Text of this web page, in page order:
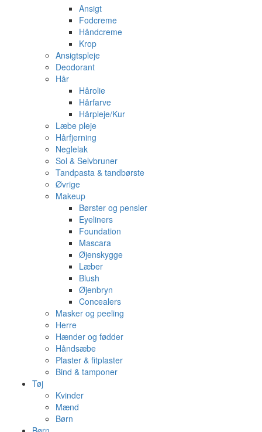
Ansigt
Fodcreme
Håndcreme
Krop
Ansigtspleje
Deodorant
Hår
Hårolie
Hårfarve
Hårpleje/Kur
Læbe pleje
Hårfjerning
Neglelak
Sol & Selvbruner
Tandpasta & tandbørste
Øvrige
Makeup
Børster og pensler
Eyeliners
Foundation
Mascara
Øjenskygge
Læber
Blush
Øjenbryn
Concealers
Masker og peeling
Herre
Hænder og fødder
Håndsæbe
Plaster & fitplaster
Bind & tamponer
Tøj
Kvinder
Mænd
Børn